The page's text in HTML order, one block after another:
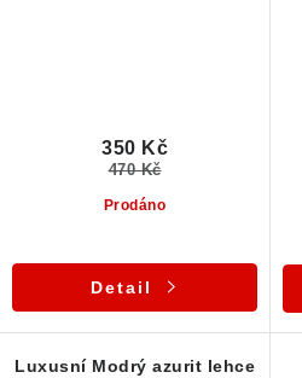
Prodáno
350 Kč
470 Kč
Detail
Luxusní Modrý azurit lehce